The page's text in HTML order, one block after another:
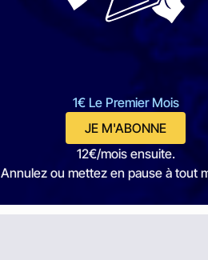
1€ Le Premier Mois
JE M'ABONNE
12€/mois ensuite.
Annulez ou mettez en pause à tout